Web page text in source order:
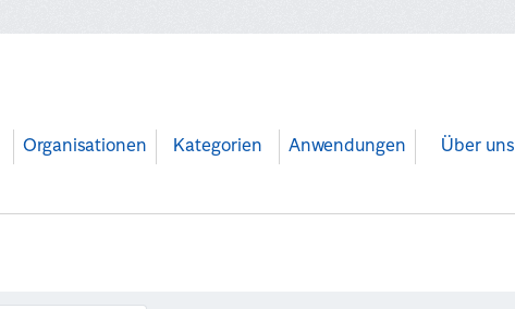
Organisationen Kategorien Anwendungen Über uns